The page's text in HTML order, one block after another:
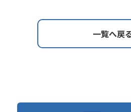
一覧へ戻